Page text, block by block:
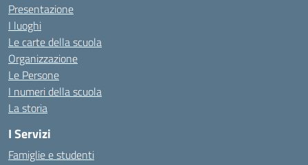
Presentazione
I luoghi
Le carte della scuola
Organizzazione
Le Persone
I numeri della scuola
La storia
I Servizi
Famiglie e studenti